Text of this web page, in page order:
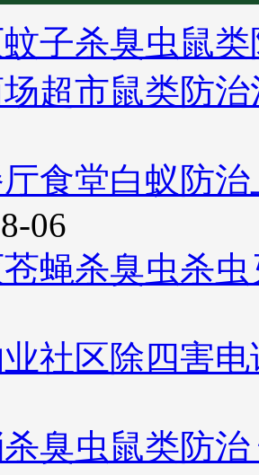
子杀臭虫鼠
超市鼠类防
食堂白蚁防
06
蝇杀臭虫杀
社区除四害
臭虫鼠类防